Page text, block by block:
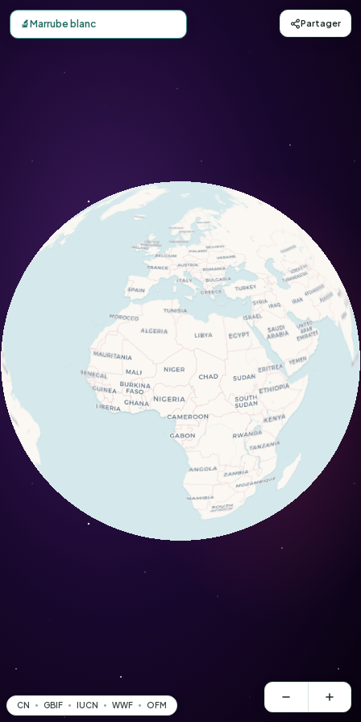
Carte d'observation du Marrube blanc (Marrubium
🔬Marrube blanc Partager
CN GBIF IUCN WWF OFM